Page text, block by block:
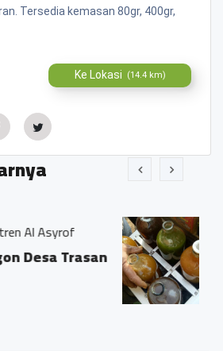
Tersedia kemasan 80gr, 400gr,
Ke Lokasi (14.4 km)
Jamu Tradisisional
Dsn. Sengon RT04/
Trasan Kec.
0.03 KM